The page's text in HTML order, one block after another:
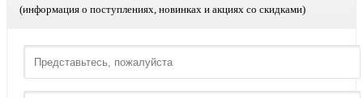
(информация о поступлениях, новинках и акциях со скидками)